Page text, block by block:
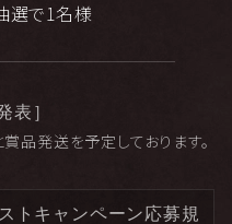
選で1名様
表］
品発送を予定しております。
トキャンペーン応募規